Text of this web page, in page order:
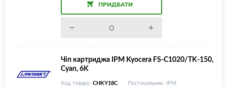
ПРИДБАТИ
Чіп картриджа IPM Kyocera FS-C1020/TK-150,
Cyan, 6K
Код товару: CHKY18C
Постачальник: IPM